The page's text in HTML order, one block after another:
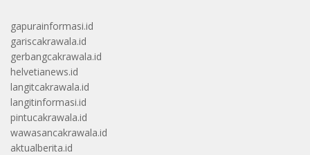
gapurainformasi.id
gariscakrawala.id
gerbangcakrawala.id
helvetianews.id
langitcakrawala.id
langitinformasi.id
pintucakrawala.id
wawasancakrawala.id
aktualberita.id